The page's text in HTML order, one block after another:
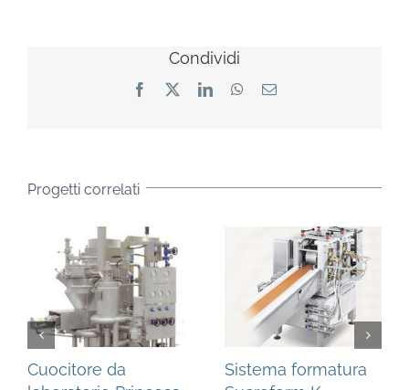
Condividi
Facebook LinkedInWhatsApp
Email
Progetti correlati
Cuocitore da
Sistema formatura